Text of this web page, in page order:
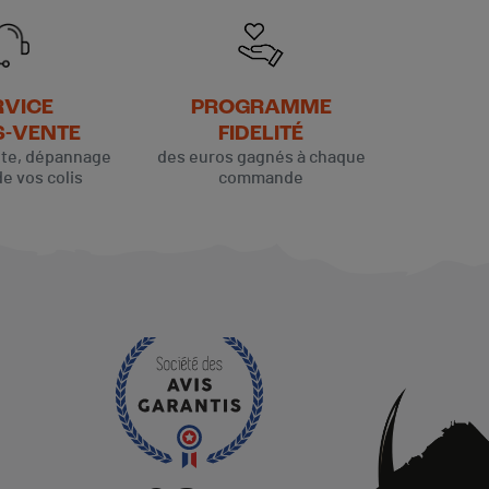
VENTE
dépannage
vos colis
PROGRAMME
FIDELITÉ
des euros gagnés à chaque
commande